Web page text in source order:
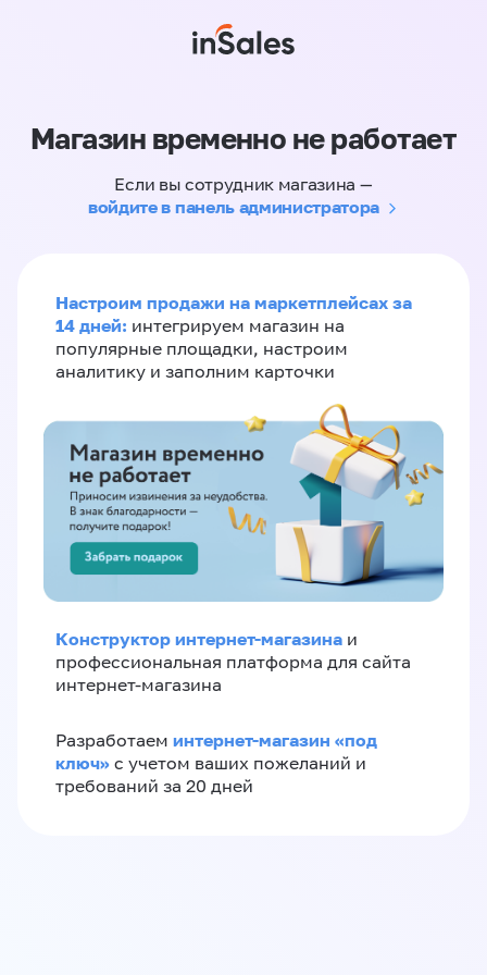
Магазин временно не работает
Если вы сотрудник магазина —
войдите в панель администратора
Настроим продажи на маркетплейсах за
14 дней: интегрируем магазин на
популярные площадки, настроим
аналитику и заполним карточки
Конструктор интернет-магазина и
профессиональная платформа для сайта
интернет-магазина
Разработаем интернет-магазин «‎под
ключ»‎ с учетом ваших пожеланий и
требований за 20 дней